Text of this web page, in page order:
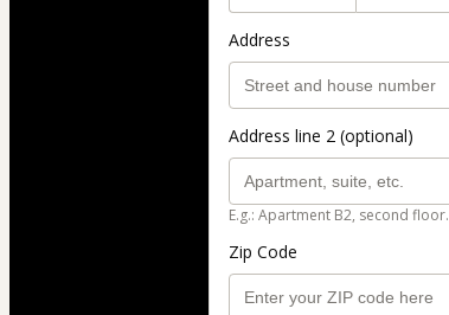
Address
Address line 2 (optional)
E.g.: Apartment B2, second floor.
Zip Code